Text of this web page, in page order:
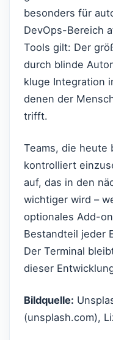
besonders für
DevOps-Bereich
Tools gilt: Der
durch blinde
kluge Integration
denen der
trifft.
Teams, die heute
kontrolliert
auf, das in den
wichtiger wird –
optionales Add-
Bestandteil jeder
Der Terminal
dieser
Bildquelle:
(unsplash.com),